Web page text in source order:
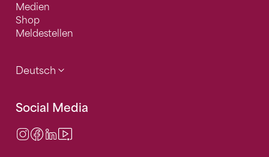
Medien
Shop
Meldestellen
Deutsch
Social Media
Instagram
Facebook
LinkedIn